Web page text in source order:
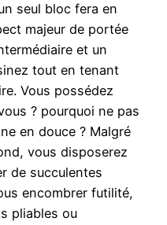
seul bloc fera en
majeur de portée
et un
tout en tenant
Vous possédez
? pourquoi ne pas
en douce ? Malgré
vous disposerez
de succulentes
encombrer futilité,
pliables ou